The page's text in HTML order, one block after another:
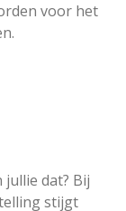
voor het
jullie dat? Bij
stijgt